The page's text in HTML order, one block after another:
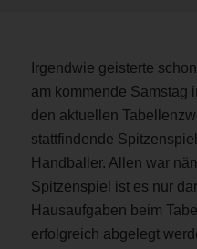
Irgendwie geisterte
am kommende Samstag
den aktuellen
stattfindende
Handballer. Allen war
Spitzenspiel ist es nur
Hausaufgaben beim
erfolgreich abgelegt